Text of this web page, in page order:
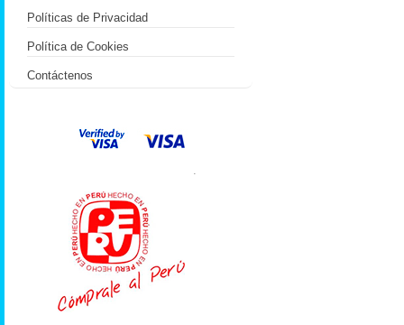
Políticas de Privacidad
Política de Cookies
Contáctenos
.